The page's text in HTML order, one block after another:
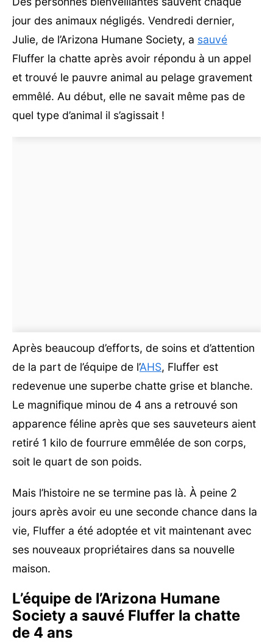
jour des animaux négligés. Vendredi dernier,
Julie, de l’Arizona Humane Society, a sauvé
Fluffer la chatte après avoir répondu à un appel
et trouvé le pauvre animal au pelage gravement
emmêlé. Au début, elle ne savait même pas de
quel type d’animal il s’agissait !
Après beaucoup d’efforts, de soins et d’attention
de la part de l’équipe de l’AHS, Fluffer est
redevenue une superbe chatte grise et blanche.
Le magnifique minou de 4 ans a retrouvé son
apparence féline après que ses sauveteurs aient
retiré 1 kilo de fourrure emmêlée de son corps,
soit le quart de son poids.
Mais l’histoire ne se termine pas là. À peine 2
jours après avoir eu une seconde chance dans la
vie, Fluffer a été adoptée et vit maintenant avec
ses nouveaux propriétaires dans sa nouvelle
maison.
L’équipe de l’Arizona Humane
Society a sauvé Fluffer la chatte
de 4 ans